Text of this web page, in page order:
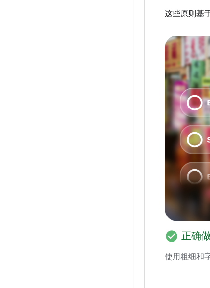
这些原则基
check_circle 正确
使用粗细和